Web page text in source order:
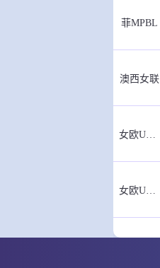
菲MPBL
澳西女联
女欧U18 A
女欧U18 A